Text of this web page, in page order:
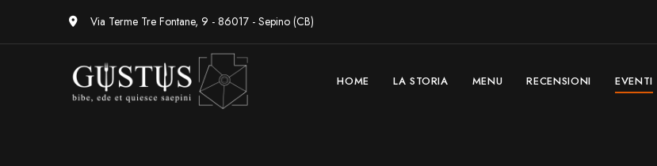
Via Terme Tre Fontane, 9 - 86017 - Sepino (CB)
HOME LA STORIA MENU RECENSIONI EVENTI